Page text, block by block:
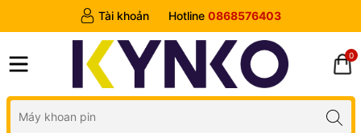
Tài khoản Hotline 0868576403
0